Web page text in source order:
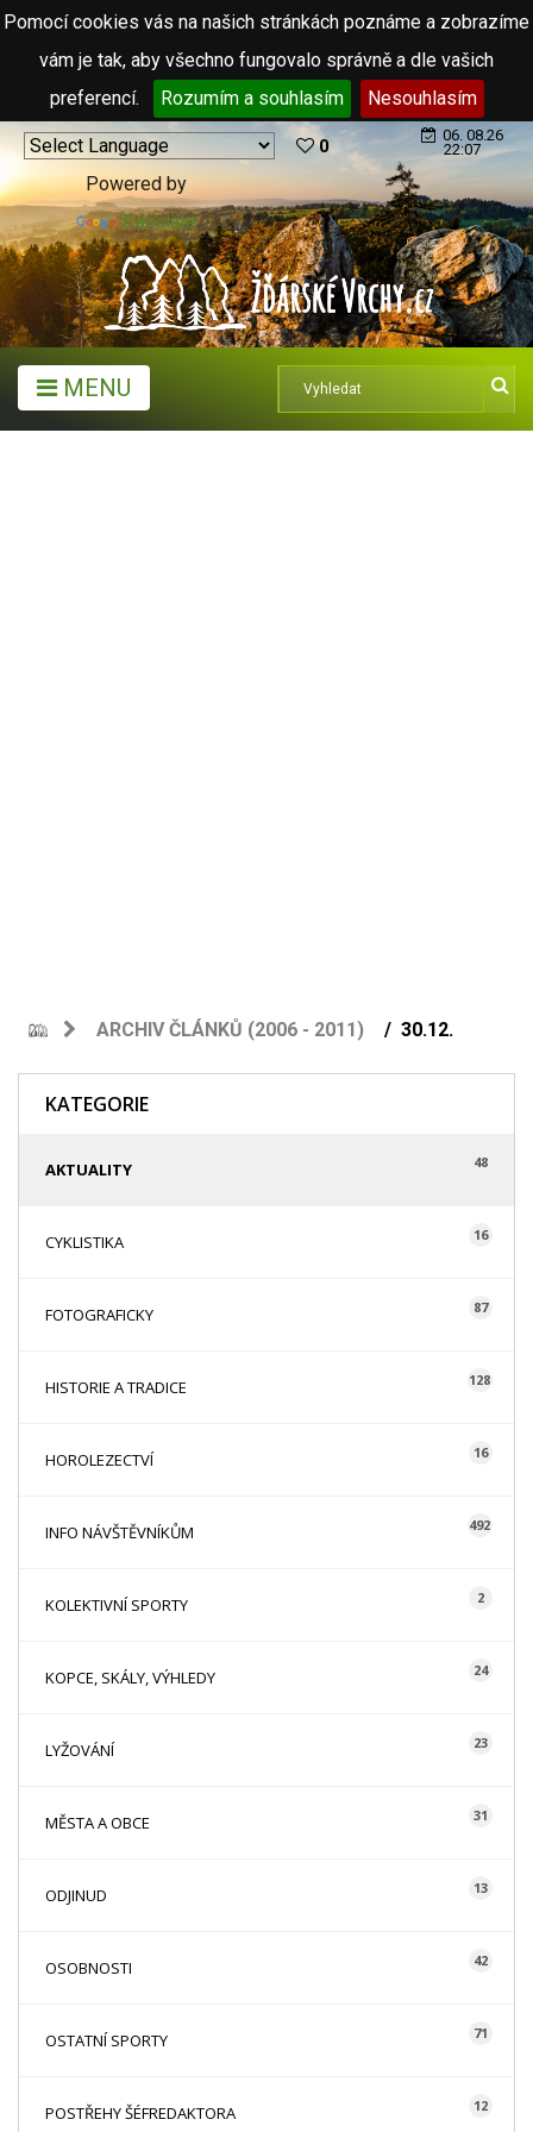
Pomocí cookies vás na našich stránkách poznáme a zobrazíme
vám je tak, aby všechno fungovalo správně a dle vašich
preferencí.
Rozumím a souhlasím Nesouhlasím
Powered by
Translate
0
06. 08.26
22:07
MENU
ARCHIV ČLÁNKŮ (2006 - 2011) 30.12.
KATEGORIE
AKTUALITY 48
CYKLISTIKA 16
FOTOGRAFICKY 87
HISTORIE A TRADICE 128
HOROLEZECTVÍ 16
INFO NÁVŠTĚVNÍKŮM 492
KOLEKTIVNÍ SPORTY 2
KOPCE, SKÁLY, VÝHLEDY 24
LYŽOVÁNÍ 23
MĚSTA A OBCE 31
ODJINUD 13
OSOBNOSTI 42
OSTATNÍ SPORTY 71
POSTŘEHY ŠÉFREDAKTORA 12